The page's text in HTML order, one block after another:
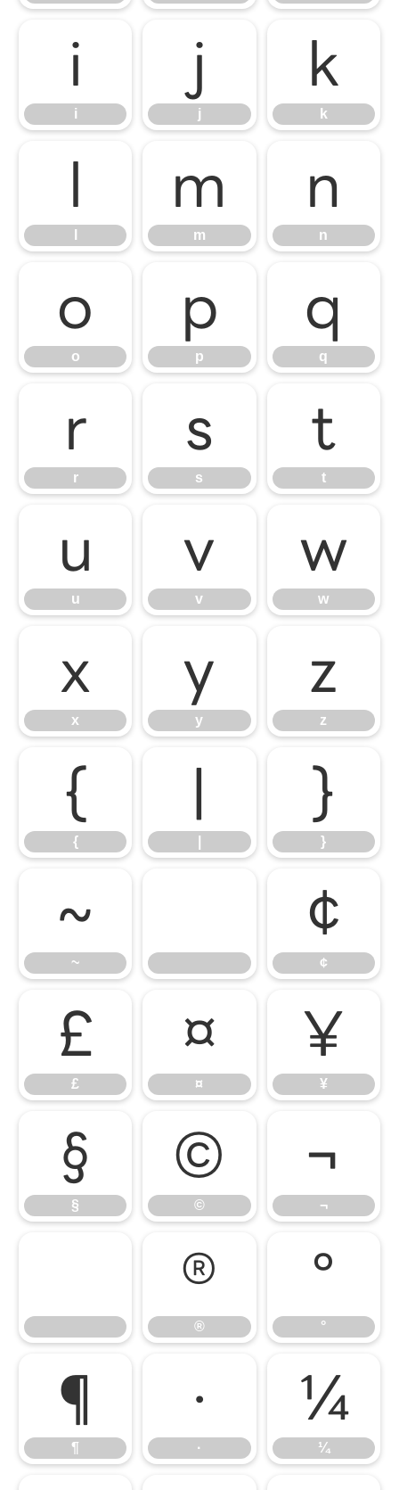
i
i
j
j
k
k
l m
m
n
n
o
o
p
p
q
q
r
r
s
s
t
t
u
u
v
v
w
w
x
x
y
y
z
z
{
{
| }
}
~
~
¢
¢
£
£
¤
¤
¥
¥
§
§
©
©
¬
¬
®
®
°
°
¶
¶
·
·
¼
¼